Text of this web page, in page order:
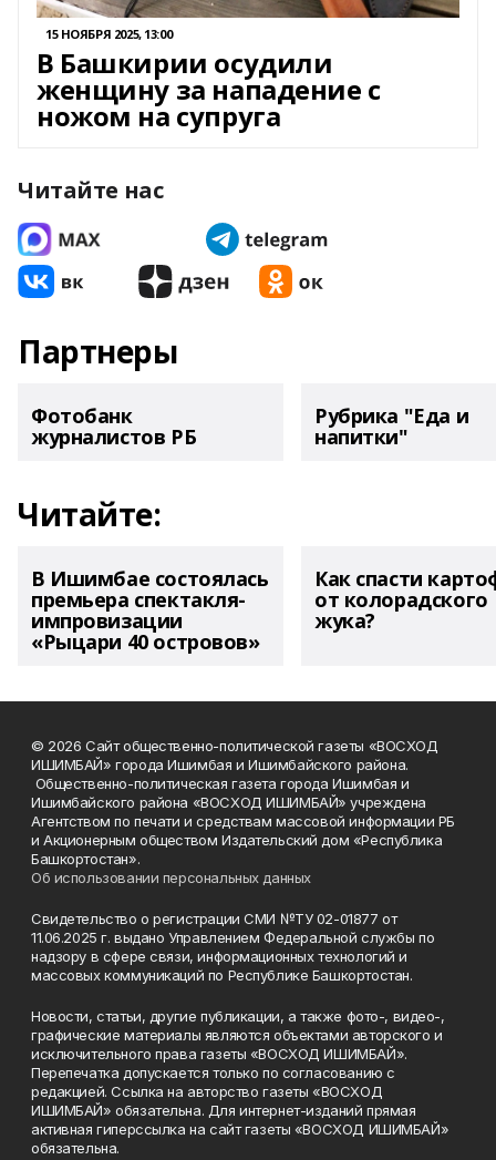
15 НОЯБРЯ 2025, 13:00
В Башкирии осудили
женщину за нападение с
ножом на супруга
Читайте нас
Партнеры
Фотобанк
журналистов РБ
Рубрика "Еда и
напитки"
Читайте:
В Ишимбае состоялась
премьера спектакля-
импровизации
«Рыцари 40 островов»
Как спасти
от колорадского
жука?
© 2026 Сайт общественно-политической газеты «ВОСХОД
ИШИМБАЙ» города Ишимбая и Ишимбайского района.
Общественно-политическая газета города Ишимбая и
Ишимбайского района «ВОСХОД ИШИМБАЙ» учреждена
Агентством по печати и средствам массовой информации РБ
и Акционерным обществом Издательский дом «Республика
Башкортостан».
Об использовании персональных данных
Свидетельство о регистрации СМИ №ТУ 02-01877 от
11.06.2025 г. выдано Управлением Федеральной службы по
надзору в сфере связи, информационных технологий и
массовых коммуникаций по Республике Башкортостан.
Новости, статьи, другие публикации, а также фото-, видео-,
графические материалы являются объектами авторского и
исключительного права газеты «ВОСХОД ИШИМБАЙ».
Перепечатка допускается только по согласованию с
редакцией. Ссылка на авторство газеты «ВОСХОД
ИШИМБАЙ» обязательна. Для интернет-изданий прямая
активная гиперссылка на сайт газеты «ВОСХОД ИШИМБАЙ»
обязательна.